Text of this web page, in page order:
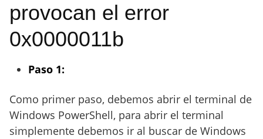
provocan el error
0x0000011b
Paso 1:
Como primer paso, debemos abrir el terminal de
Windows PowerShell, para abrir el terminal
simplemente debemos ir al buscar de Windows